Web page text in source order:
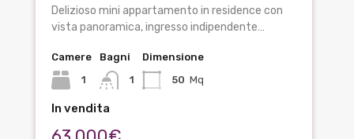
Delizioso mini appartamento in residence con
vista panoramica, ingresso indipendente…
Camere
1
Bagni
1
Dimensione
50 Mq
In vendita